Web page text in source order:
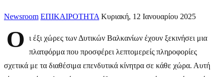
Newsroom ΕΠΙΚΑΙΡΟΤΗΤΑ Κυριακή, 12 Ιανουαρίου 2025
Ο
ι έξι χώρες των Δυτικών Βαλκανίων έχουν ξεκινήσει μια
πλατφόρμα που προσφέρει λεπτομερείς πληροφορίες
σχετικά με τα διαθέσιμα επενδυτικά κίνητρα σε κάθε χώρα. Αυτή